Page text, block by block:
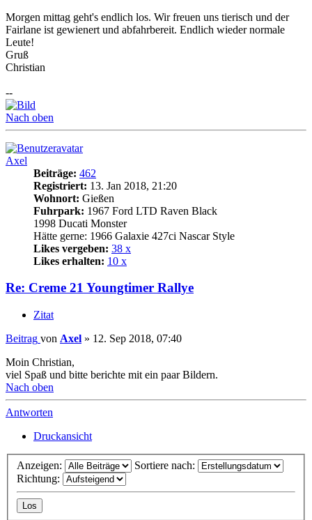
Morgen mittag geht's endlich los. Wir freuen uns tierisch und der
Fairlane ist gewienert und abfahrbereit. Endlich wieder normale
Leute!
Gruß
Christian
--
Nach oben
Axel
Beiträge: 462
Registriert: 13. Jan 2018, 21:20
Wohnort: Gießen
Fuhrpark: 1967 Ford LTD Raven Black
1998 Ducati Monster
Hätte gerne: 1966 Galaxie 427ci Nascar Style
Likes vergeben: 38 x
Likes erhalten: 10 x
Re: Creme 21 Youngtimer Rallye
Zitat
Beitrag von Axel » 12. Sep 2018, 07:40
Moin Christian,
viel Spaß und bitte berichte mit ein paar Bildern.
Nach oben
Antworten
Druckansicht
Anzeigen:
Sortiere nach:
Richtung: